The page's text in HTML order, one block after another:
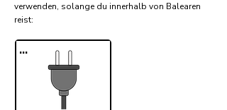
verwenden, solange du innerhalb von Balearen
reist:​
...